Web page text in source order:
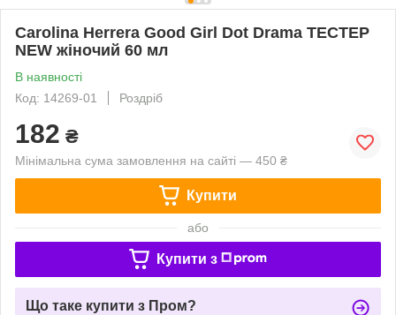
Carolina Herrera Good Girl Dot Drama ТЕСТЕР
NEW жіночий 60 мл
В наявності
Код: 14269-01
Роздріб
182 ₴
Мінімальна сума замовлення на сайті — 450 ₴
Купити
або
Купити з
Що таке купити з Пром?